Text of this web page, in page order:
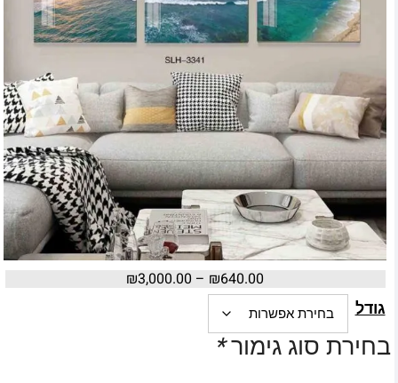
₪640.00
–
₪3,000.00
גודל
בחירת סוג גימור*